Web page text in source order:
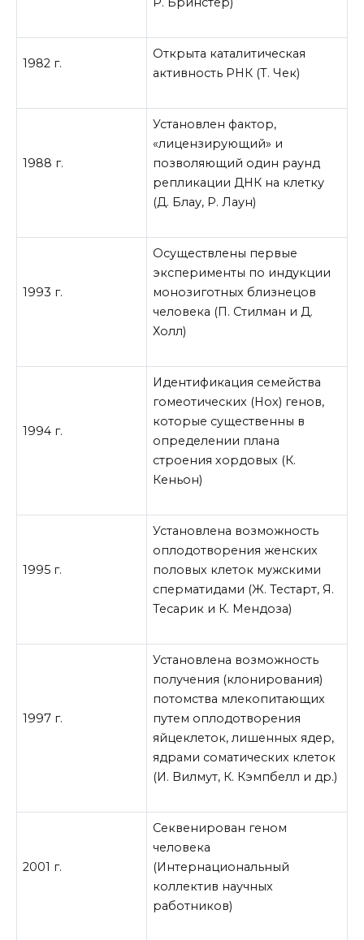
1982 г.
Открыта каталитическая
активность РНК (Т. Чек)
1988 г.
Установлен фактор,
«лицензирующий» и
позволяющий один раунд
репликации ДНК на клетку
(Д. Блау, Р. Лаун)
1993 г.
Осуществлены первые
эксперименты по индукции
монозиготных близнецов
человека (П. Стилман и Д.
Холл)
1994 г.
Идентификация семейства
гомеотических (Нох) генов,
которые существенны в
определении плана
строения хордовых (К.
Кеньон)
1995 г.
Установлена возможность
оплодотворения женских
половых клеток мужскими
сперматидами (Ж. Тестарт, Я.
Тесарик и К. Мендоза)
1997 г.
Установлена возможность
получения (клонирования)
потомства млекопитающих
путем оплодотворения
яйцеклеток, лишенных ядер,
ядрами соматических клеток
(И. Вилмут, К. Кэмпбелл и др.)
2001 г.
Секвенирован геном
человека
(Интернациональный
коллектив научных
работников)